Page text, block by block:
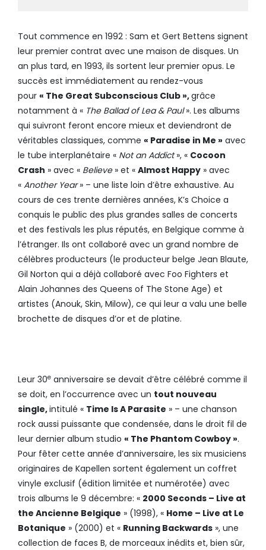
Tout commence en 1992 : Sam et Gert Bettens signent
leur premier contrat avec une maison de disques. Un
an plus tard, en 1993, ils sortent leur premier opus. Le
succès est immédiatement au rendez-vous
pour « The Great Subconscious Club »,grâce
notamment à « The Ballad of Lea & Paul». Les albums
qui suivront feront encore mieux et deviendront de
véritables classiques, comme « Paradise in Me » avec
le tube interplanétaire « Not an Addict», « Cocoon
Crash » avec « Believe » et « Almost Happy » avec
« Another Year» – une liste loin d’être exhaustive. Au
cours de ces trente dernières années, K’s Choice a
conquis le public des plus grandes salles de concerts
et des festivals les plus réputés, en Belgique comme à
l’étranger. Ils ont collaboré avec un grand nombre de
célèbres producteurs (le producteur belge Jean Blaute,
Gil Norton qui a déjà collaboré avec Foo Fighters et
Alain Johannes des Queens of The Stone Age) et
artistes (Anouk, Skin, Milow), ce qui leur a valu une belle
brochette de disques d’or et de platine.
Leur 30e anniversaire se devait d’être célébré comme il
se doit, en l’occurrence avec un tout nouveau
single,intitulé « Time Is A Parasite » – une chanson
rock aussi puissante que condensée, dans le droit fil de
leur dernier album studio « The Phantom Cowboy ».
Pour fêter cette année d’anniversaire, les six musiciens
originaires de Kapellen sortent également un coffret
vinyle exclusif (édition limitée et numérotée) avec
trois albums le 9 décembre: « 2000 Seconds – Live at
the Ancienne Belgique » (1998), « Home – Live at Le
Botanique » (2000) et « Running Backwards », une
collection de faces B, de morceaux inédits et, bien sûr,